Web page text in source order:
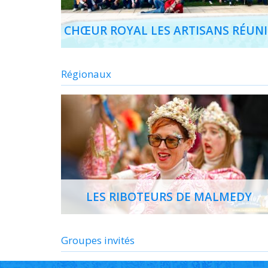
CHŒUR ROYAL LES ARTISANS
Régionaux
LES RIBOTEURS DE MALMEDY
Groupes invités